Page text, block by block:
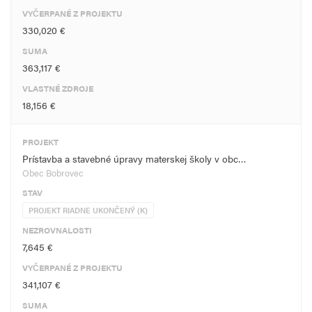
VYČERPANÉ Z PROJEKTU
330,020 €
SUMA
363,117 €
VLASTNÉ ZDROJE
18,156 €
PROJEKT
Prístavba a stavebné úpravy materskej školy v obc…
Obec Bobrovec
STAV
PROJEKT RIADNE UKONČENÝ (K)
NEZROVNALOSTI
7,645 €
VYČERPANÉ Z PROJEKTU
341,107 €
SUMA